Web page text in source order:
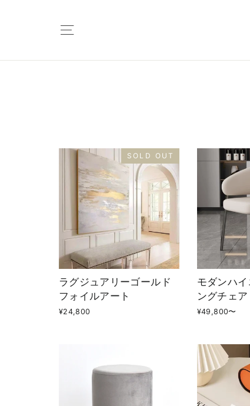
SOLD OUT
ラグジュアリーゴールド
フォイルアート
¥24,800
モダンハ
ングチェア
¥49,800〜